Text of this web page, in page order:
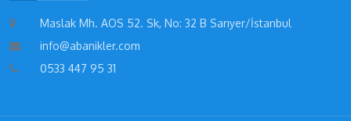
Maslak Mh. AOS 52. Sk, No: 32 B Sarıyer/İstanbul
info@abanikler.com
0533 447 95 31